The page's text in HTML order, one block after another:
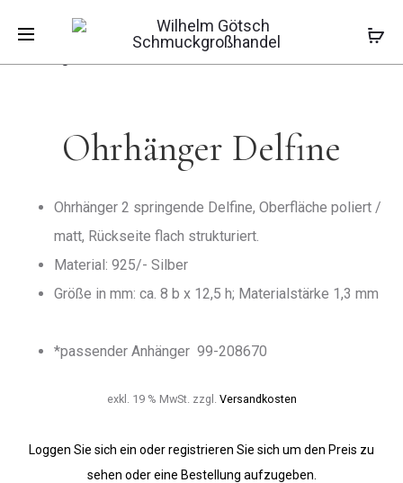
ROTES
Start Kinderschmuck
Kinderohrhänger
Ohrhänger Delfine
Ohrhänger 2 springende Delfine, Oberfläche poliert /
matt, Rückseite flach strukturiert.
Material: 925/- Silber
Größe in mm: ca. 8 b x 12,5 h; Materialstärke 1,3 mm
*passender Anhänger 99-208670
exkl. 19 % MwSt. zzgl. Versandkosten
Loggen Sie sich ein oder registrieren Sie sich um den Preis zu
sehen oder eine Bestellung aufzugeben.